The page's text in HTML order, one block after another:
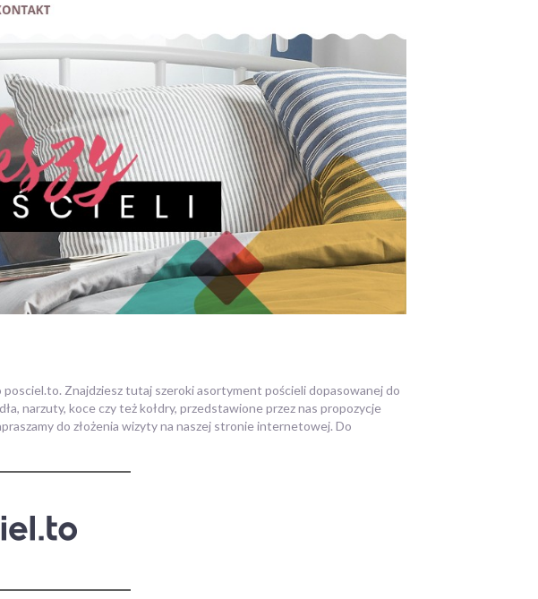
Znajdziesz tutaj szeroki asortyment pościeli dopasowanej do
narzuty, koce czy też kołdry, przedstawione przez nas propozycje
do złożenia wizyty na naszej stronie internetowej. Do